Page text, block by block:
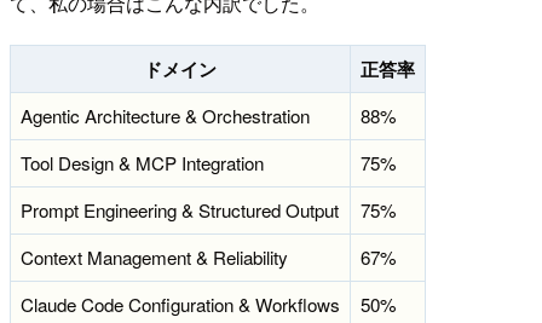
ドメイン 正答率
Agentic Architecture & Orchestration
88%
Tool Design & MCP Integration
75%
Prompt Engineering & Structured Output
75%
Context Management & Reliability
67%
Claude Code Configuration & Workflows
50%